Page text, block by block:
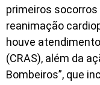
primeiros socorros
reanimação
houve
(CRAS), além da
Bombeiros”, que